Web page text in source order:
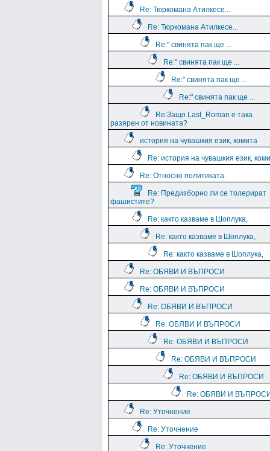
Re: Тюркомана Атилкесе...
Re: Тюркомана Атилкесе...
Re:" свинята пак ще ...
Re:" свинята пак ще ...
Re:" свинята пак ще ...
Re:" свинята пак ще ...
Re:Защо Last_Roman e така
разярен от новината?
история на чувашкия език, комита
Re: история на чувашкия език,
Re: Относно политиката.
Re: Предизборно ли се толерират
фашистите?
Re: както казваме в Шоплука,
Re: както казваме в Шоплука,
Re: както казваме в Шоплука,
Re: ОБЯВИ И ВЪПРОСИ
Re: ОБЯВИ И ВЪПРОСИ
Re: ОБЯВИ И ВЪПРОСИ
Re: ОБЯВИ И ВЪПРОСИ
Re: ОБЯВИ И ВЪПРОСИ
Re: ОБЯВИ И ВЪПРОСИ
Re: ОБЯВИ И ВЪПРОСИ
Re: ОБЯВИ И
Re: Уточнение
Re: Уточнение
Re: Уточнение